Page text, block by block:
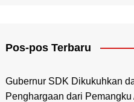
Mamasa
Pos-pos Terbaru
Gubernur SDK Dikukuhkan
Penghargaan dari Pemangku